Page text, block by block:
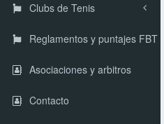
Clubs de Tenis
Reglamentos y puntajes FBT
Asociaciones y arbitros
Contacto